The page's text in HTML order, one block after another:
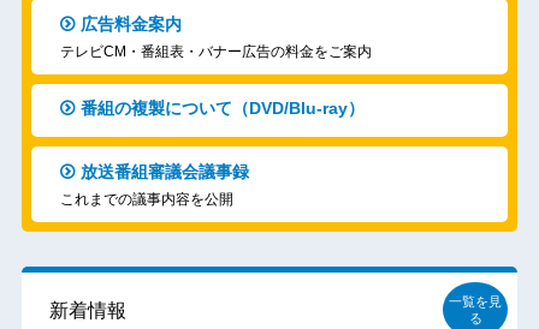
広告料金案内
テレビCM・番組表・バナー広告の料金をご案内
番組の複製について（DVD/Blu-ray）
放送番組審議会議事録
これまでの議事内容を公開
新着情報
一覧を見
る